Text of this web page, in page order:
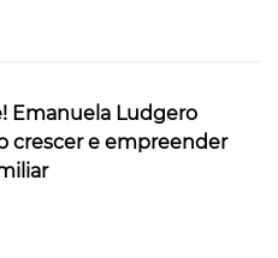
Emanuela Ludgero
crescer e empreender